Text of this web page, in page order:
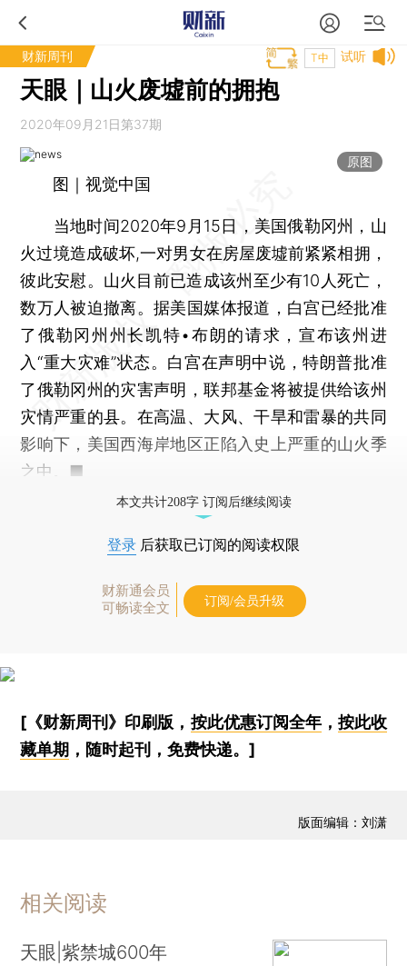
财新周刊 试听
T中
天眼｜山火废墟前的拥抱
2020年09月21日第37期
原图
图｜视觉中国
当地时间2020年9月15日，美国俄勒冈州，山
火过境造成破坏,一对男女在房屋废墟前紧紧相拥，
彼此安慰。山火目前已造成该州至少有10人死亡，
数万人被迫撤离。据美国媒体报道，白宫已经批准
了俄勒冈州州长凯特•布朗的请求，宣布该州进
入“重大灾难”状态。白宫在声明中说，特朗普批准
了俄勒冈州的灾害声明，联邦基金将被提供给该州
灾情严重的县。在高温、大风、干旱和雷暴的共同
影响下，美国西海岸地区正陷入史上严重的山火季
之中。■
本文共计208字 订阅后继续阅读
登录 后获取已订阅的阅读权限
财新通会员
可畅读全文
订阅/会员升级
[《财新周刊》印刷版， 按此优惠订阅全年， 按此收
藏单期 ，随时起刊，免费快递。]
版面编辑：刘潇
相关阅读
天眼|紫禁城600年